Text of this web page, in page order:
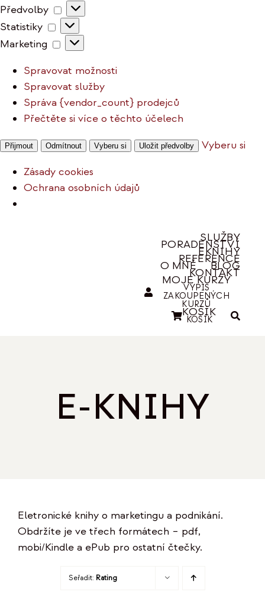
Předvolby
Předvolby
Statistiky
Statistiky
Marketing
Marketing
Spravovat možnosti
Spravovat služby
Správa {vendor_count} prodejců
Přečtěte si více o těchto účelech
Přijmout Odmítnout Vyberu si Uložit předvolby
Vyberu si
Zásady cookies
Ochrana osobních údajů
SLUŽBY
PORADENSTVÍ
EKNIHY
REFERENCE
O MNĚ BLOG
KONTAKT
MOJE KURZY
VÝPIS
ZAKOUPENÝCH
KURZŮ
KOŠÍK
KOŠÍK
E-KNIHY
Eletronické knihy o marketingu a podnikání.
Obdržíte je ve třech formátech – pdf,
mobi/Kindle a ePub pro ostatní čtečky.
Seřadit: Rating